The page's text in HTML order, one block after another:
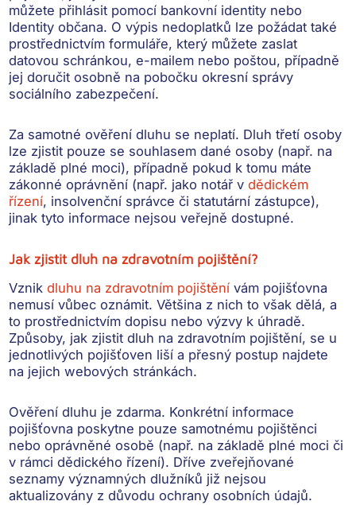
můžete přihlásit pomocí bankovní identity nebo
Identity občana. O výpis nedoplatků lze požádat také
prostřednictvím formuláře, který můžete zaslat
datovou schránkou, e-mailem nebo poštou, případně
jej doručit osobně na pobočku okresní správy
sociálního zabezpečení.
Za samotné ověření dluhu se neplatí. Dluh třetí osoby
lze zjistit pouze se souhlasem dané osoby (např. na
základě plné moci), případně pokud k tomu máte
zákonné oprávnění (např. jako notář vdědickém
řízení, insolvenční správce či statutární zástupce),
jinak tyto informace nejsou veřejně dostupné.
Jak zjistit dluh na zdravotním pojištění?
Vznikdluhu na zdravotním pojištění vám pojišťovna
nemusí vůbec oznámit. Většina z nich to však dělá, a
to prostřednictvím dopisu nebo výzvy k úhradě.
Způsoby, jak zjistit dluh na zdravotním pojištění, se u
jednotlivých pojišťoven liší a přesný postup najdete
na jejich webových stránkách.
Ověření dluhu je zdarma. Konkrétní informace
pojišťovna poskytne pouze samotnému pojištěnci
nebo oprávněné osobě (např. na základě plné moci či
v rámci dědického řízení). Dříve zveřejňované
seznamy významných dlužníků již nejsou
aktualizovány z důvodu ochrany osobních údajů.